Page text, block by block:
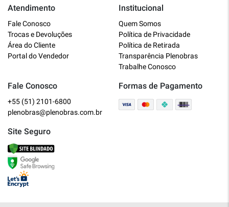
Atendimento
Fale Conosco
Trocas e Devoluções
Área do Cliente
Portal do Vendedor
Institucional
Quem Somos
Política de Privacidade
Política de Retirada
Transparência Plenobras
Trabalhe Conosco
Fale Conosco
+55 (51) 2101-6800
plenobras@plenobras.com.br
Formas de Pagamento
Site Seguro
Online
Bem vindo a Plenobras! Aqui você
encontra toda a linha de materiais
O que você deseja?